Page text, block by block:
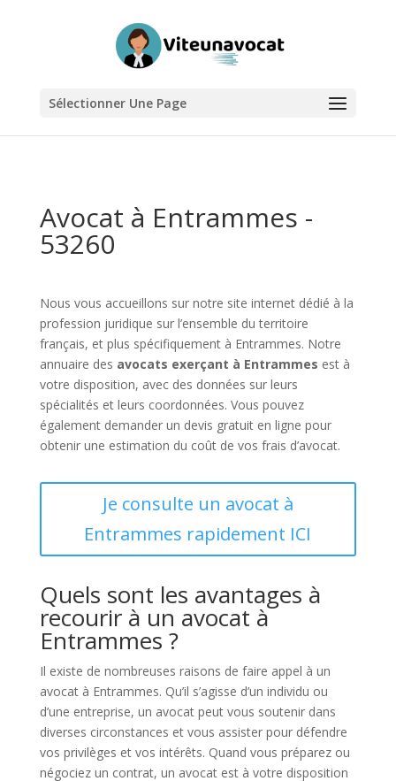
Sélectionner Une Page
Avocat à Entrammes -
53260
Nous vous accueillons sur notre site internet dédié à la
profession juridique sur l’ensemble du territoire
français, et plus spécifiquement à Entrammes. Notre
annuaire des avocats exerçant à Entrammes est à
votre disposition, avec des données sur leurs
spécialités et leurs coordonnées. Vous pouvez
également demander un devis gratuit en ligne pour
obtenir une estimation du coût de vos frais d’avocat.
Je consulte un avocat à
Entrammes rapidement ICI
Quels sont les avantages à
recourir à un avocat à
Entrammes ?
Il existe de nombreuses raisons de faire appel à un
avocat à Entrammes. Qu’il s’agisse d’un individu ou
d’une entreprise, un avocat peut vous soutenir dans
diverses circonstances et vous assister pour défendre
vos privilèges et vos intérêts. Quand vous préparez ou
négociez un contrat, un avocat est à votre disposition